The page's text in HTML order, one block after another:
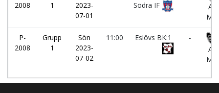
2008
1
2023-
07-01
Södra IF
P-
2008
Grupp
1
Sön
2023-
07-02
11:00 Eslövs BK:1
-